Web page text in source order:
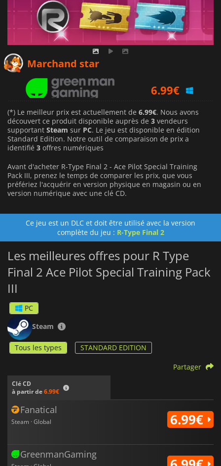
Marchand star
6.99€
6.99€
(*) Le meilleur prix est actuellement de 6.99€. Nous avons
découvert ce produit disponible auprès de 3 vendeurs
supportant Steam sur PC. Le jeu est disponible en édition
Standard Edition. Notre outil de comparaison de prix a
identifié 3 offres numériques
Avant d'acheter R-Type Final 2 - Ace Pilot Special Training
Pack III, prenez le temps de comparer les prix, que vous
préfériez l'acquérir en version physique en magasin ou en
version numérique avec une clé CD.
Ce jeu est un DLC et doit être utilisé avec la version
complète du jeu : R-Type Final 2
Les meilleures offres pour R Type
Final 2 Ace Pilot Special Training Pack
III
PC
Steam
Tous les types STANDARD EDITION
Clé CD
à partir de6.99€
Partager
Fanatical
Steam · Global 6.99€
GreenmanGaming